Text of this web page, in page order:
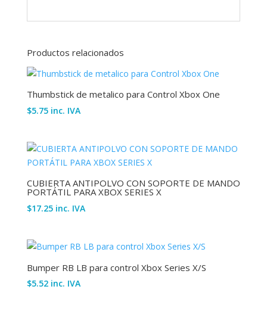
Productos relacionados
Thumbstick de metalico para Control Xbox One
$5.75 inc. IVA
CUBIERTA ANTIPOLVO CON SOPORTE DE MANDO
PORTÁTIL PARA XBOX SERIES X
$17.25 inc. IVA
Bumper RB LB para control Xbox Series X/S
$5.52 inc. IVA